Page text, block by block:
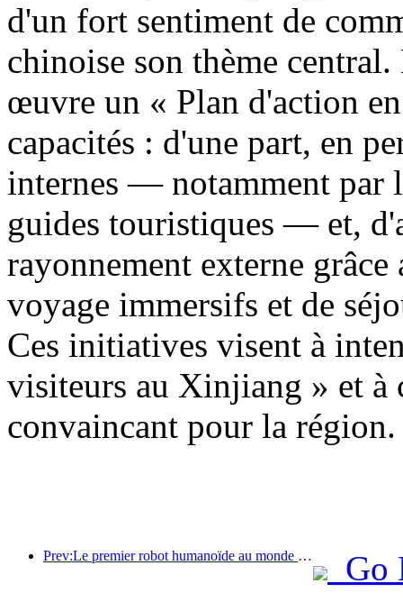
d'un fort sentiment de
chinoise son thème
œuvre un « Plan d'action
capacités : d'une part, en
internes — notamment par
guides touristiques — et,
rayonnement externe
voyage immersifs et de
Ces initiatives visent à
visiteurs au Xinjiang » et à
convaincant pour la région.
Prev:Le premier robot humanoïde au monde dédié aux services de restauration multi-scénarios a été dévoilé.
Go